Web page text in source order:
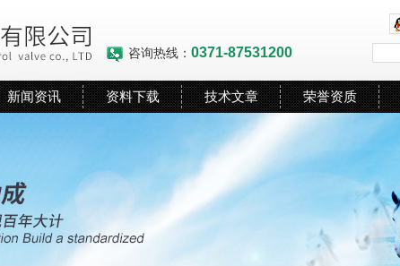
咨询热线： 0371-87531200
新闻资讯 资料下载 技术文章 荣誉资质